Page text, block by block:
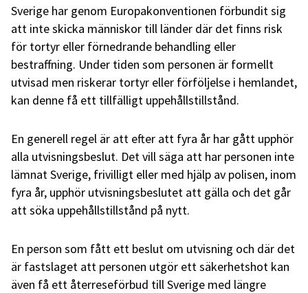
Sverige har genom Europakonventionen förbundit sig
att inte skicka människor till länder där det finns risk
för tortyr eller förnedrande behandling eller
bestraffning. Under tiden som personen är formellt
utvisad men riskerar tortyr eller förföljelse i hemlandet,
kan denne få ett tillfälligt uppehållstillstånd.
En generell regel är att efter att fyra år har gått upphör
alla utvisningsbeslut. Det vill säga att har personen inte
lämnat Sverige, frivilligt eller med hjälp av polisen, inom
fyra år, upphör utvisningsbeslutet att gälla och det går
att söka uppehållstillstånd på nytt.
En person som fått ett beslut om utvisning och där det
är fastslaget att personen utgör ett säkerhetshot kan
även få ett återreseförbud till Sverige med längre